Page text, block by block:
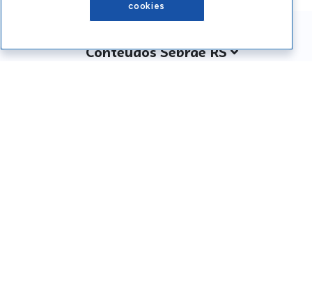
Conteúdos Sebrae RS
cookies